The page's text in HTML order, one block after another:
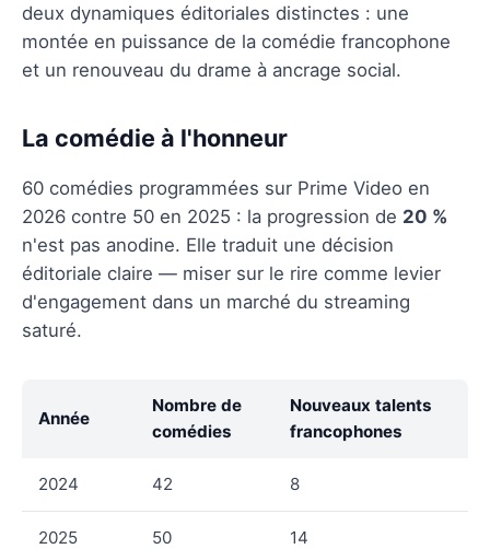
deux dynamiques éditoriales distinctes : une
montée en puissance de la comédie francophone
et un renouveau du drame à ancrage social.
La comédie à l'honneur
60 comédies programmées sur Prime Video en
2026 contre 50 en 2025 : la progression de 20 %
n'est pas anodine. Elle traduit une décision
éditoriale claire — miser sur le rire comme levier
d'engagement dans un marché du streaming
saturé.
Année
Nombre de
comédies
Nouveaux talents
francophones
2024 42 8
2025 50 14